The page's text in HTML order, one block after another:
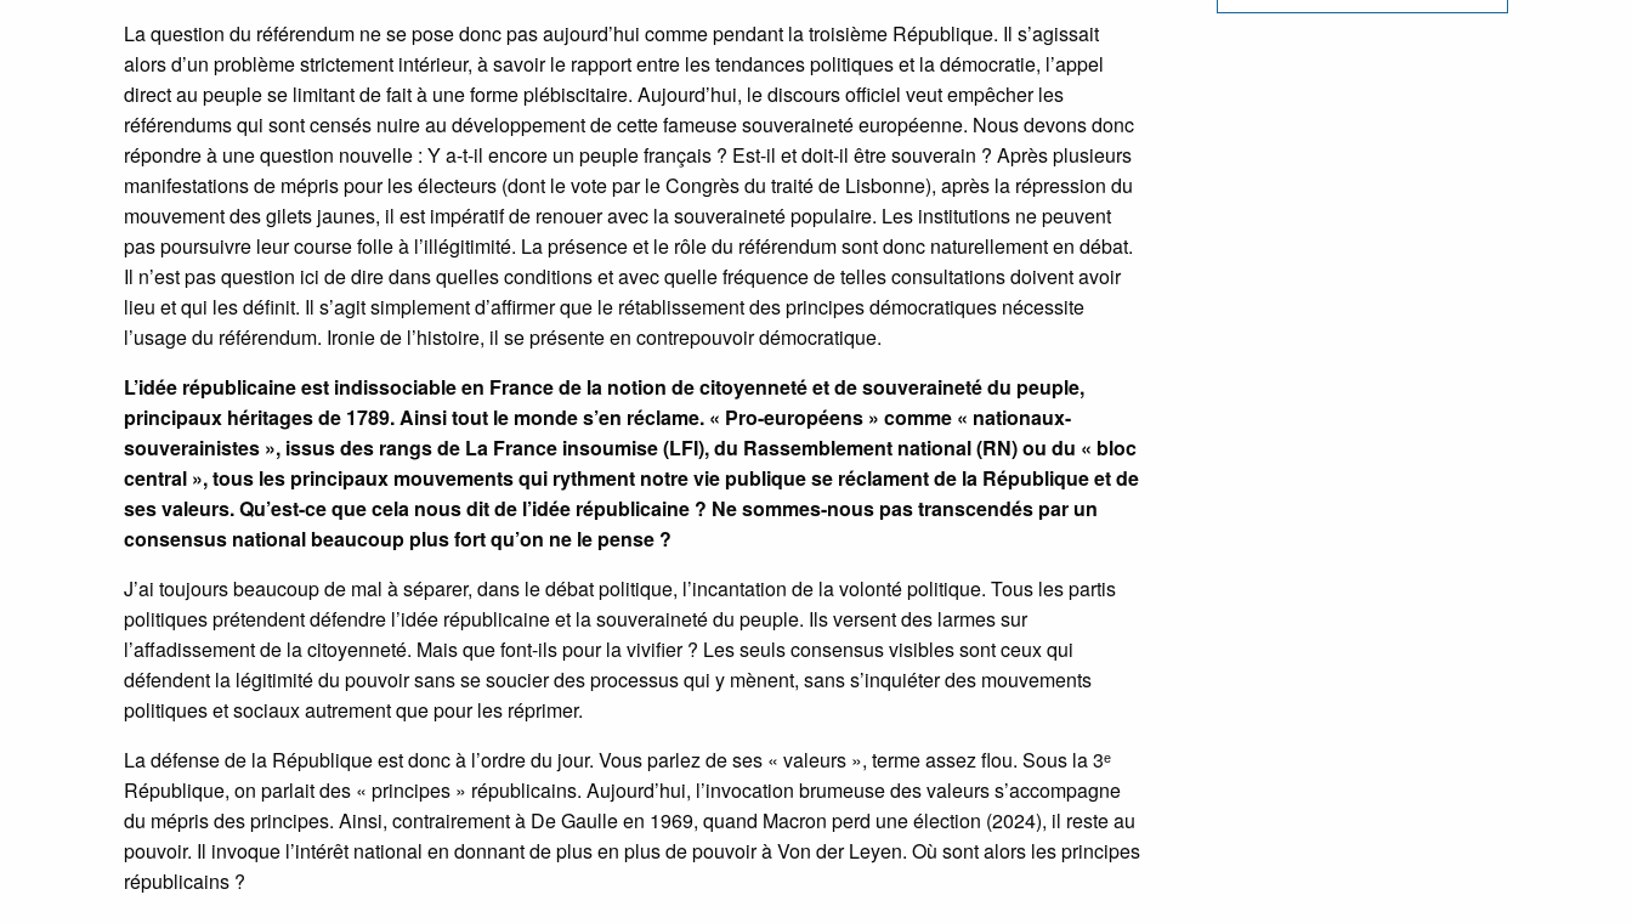
La question du référendum ne se pose donc pas aujourd’hui comme pendant la troisième République. Il s’agissait
alors d’un problème strictement intérieur, à savoir le rapport entre les tendances politiques et la démocratie, l’appel
direct au peuple se limitant de fait à une forme plébiscitaire. Aujourd’hui, le discours officiel veut empêcher les
référendums qui sont censés nuire au développement de cette fameuse souveraineté européenne. Nous devons donc
répondre à une question nouvelle : Y a-t-il encore un peuple français ? Est-il et doit-il être souverain ? Après plusieurs
manifestations de mépris pour les électeurs (dont le vote par le Congrès du traité de Lisbonne), après la répression du
mouvement des gilets jaunes, il est impératif de renouer avec la souveraineté populaire. Les institutions ne peuvent
pas poursuivre leur course folle à l’illégitimité. La présence et le rôle du référendum sont donc naturellement en débat.
Il n’est pas question ici de dire dans quelles conditions et avec quelle fréquence de telles consultations doivent avoir
lieu et qui les définit. Il s’agit simplement d’affirmer que le rétablissement des principes démocratiques nécessite
l’usage du référendum. Ironie de l’histoire, il se présente en contrepouvoir démocratique.
L’idée républicaine est indissociable en France de la notion de citoyenneté et de souveraineté du peuple,
principaux héritages de 1789. Ainsi tout le monde s’en réclame. « Pro-européens » comme « nationaux-
souverainistes », issus des rangs de La France insoumise (LFI), du Rassemblement national (RN) ou du « bloc
central », tous les principaux mouvements qui rythment notre vie publique se réclament de la République et de
ses valeurs. Qu’est-ce que cela nous dit de l’idée républicaine ? Ne sommes-nous pas transcendés par un
consensus national beaucoup plus fort qu’on ne le pense ?
J’ai toujours beaucoup de mal à séparer, dans le débat politique, l’incantation de la volonté politique. Tous les partis
politiques prétendent défendre l’idée républicaine et la souveraineté du peuple. Ils versent des larmes sur
l’affadissement de la citoyenneté. Mais que font-ils pour la vivifier ? Les seuls consensus visibles sont ceux qui
défendent la légitimité du pouvoir sans se soucier des processus qui y mènent, sans s’inquiéter des mouvements
politiques et sociaux autrement que pour les réprimer.
La défense de la République est donc à l’ordre du jour. Vous parlez de ses « valeurs », terme assez flou. Sous la 3ᵉ
République, on parlait des « principes » républicains. Aujourd’hui, l’invocation brumeuse des valeurs s’accompagne
du mépris des principes. Ainsi, contrairement à De Gaulle en 1969, quand Macron perd une élection (2024), il reste au
pouvoir. Il invoque l’intérêt national en donnant de plus en plus de pouvoir à Von der Leyen. Où sont alors les principes
républicains ?